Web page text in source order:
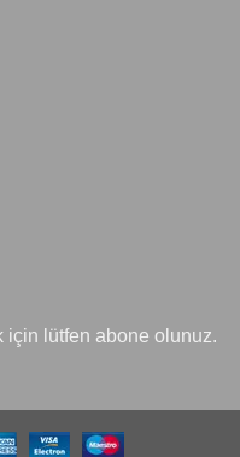
için lütfen abone olunuz.